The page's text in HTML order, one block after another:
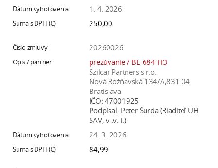
1. 4. 2026
250,00
20260026
prezúvanie / BL-684 HO
Szilcar Partners s.r.o.
Nová Rožňavská 134/A,831 04
Bratislava
IČO: 47001925
Podpísal: Peter Šurda (Riaditeľ UH
SAV, v .v. i.)
24. 3. 2026
84,99